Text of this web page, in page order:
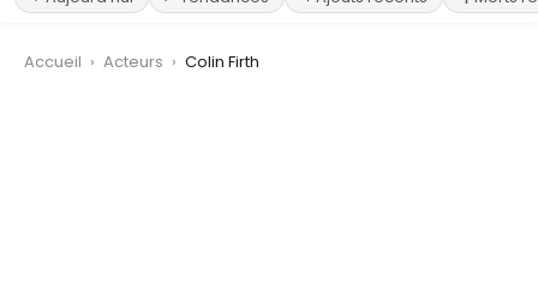
Accueil › Acteurs › Colin Firth